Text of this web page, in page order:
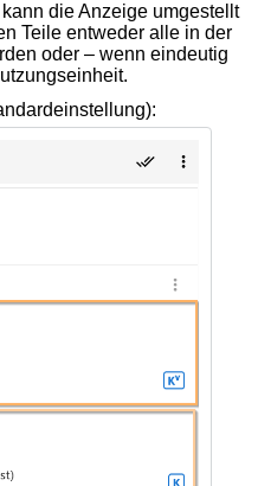
die Anzeige umgestellt
Teile entweder alle in der
oder – wenn eindeutig